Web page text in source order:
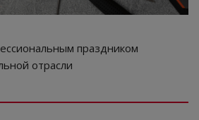
праздником
отрасли